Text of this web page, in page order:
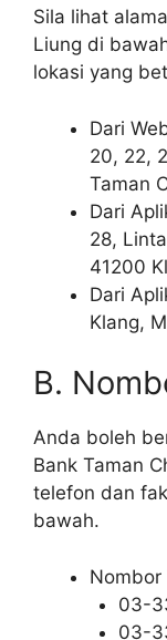
Sila lihat
Liung di
lokasi yang
Dari
20, 22,
Taman
Dari
28,
41200
Dari
Klang,
B.
Anda boleh
Bank Taman
telefon dan
bawah.
Nombor
03-
03-